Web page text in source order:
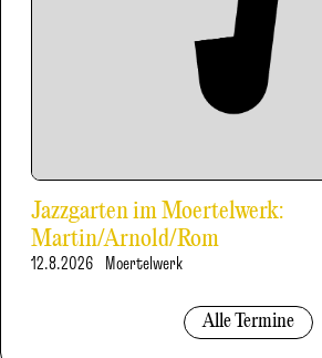
Jazzgarten im Moertelwerk:
Martin/Arnold/Rom
12.8.2026 Moertelwerk
Alle Termine